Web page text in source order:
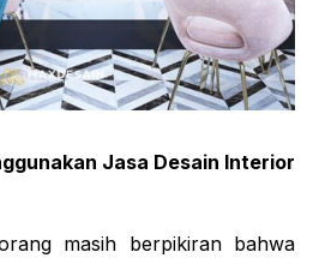
Jasa Desain Interior
masih berpikiran bahwa